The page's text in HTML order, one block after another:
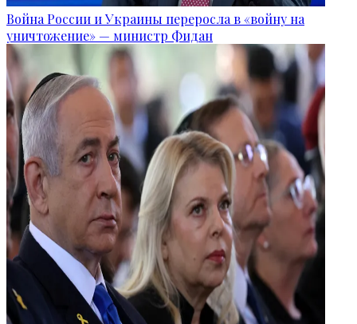
Война России и Украины переросла в «войну на
уничтожение» — министр Фидан